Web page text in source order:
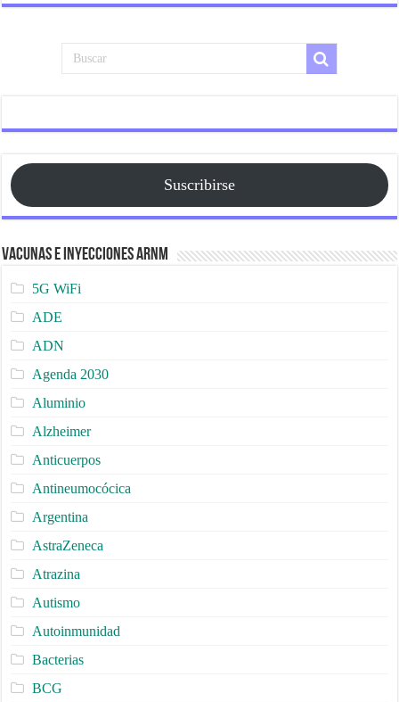
Suscribirse
Vacunas e Inyecciones ARNm
5G WiFi
ADE
ADN
Agenda 2030
Aluminio
Alzheimer
Anticuerpos
Antineumocócica
Argentina
AstraZeneca
Atrazina
Autismo
Autoinmunidad
Bacterias
BCG